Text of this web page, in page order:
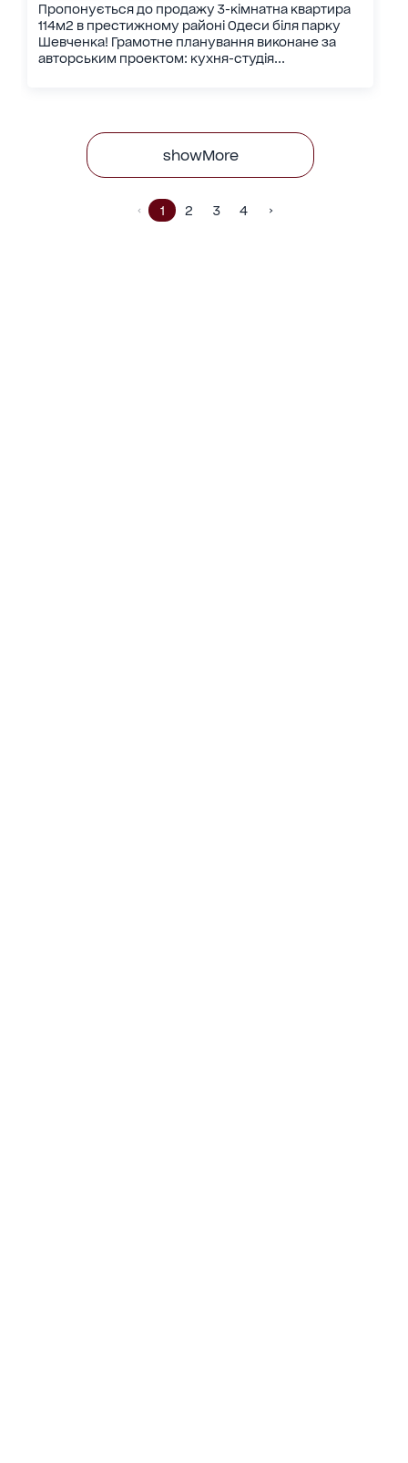
Пропонується до продажу 3-кімнатна квартира
114м2 в престижному районі Одеси біля парку
Шевченка! Грамотне планування виконане за
авторським проектом: кухня-студія...
showMore
1 2 3 4